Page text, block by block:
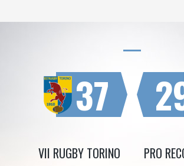
37
VII RUGBY TORINO PRO